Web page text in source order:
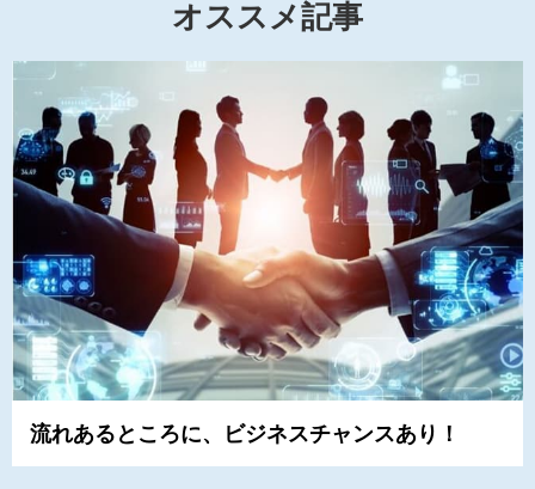
オススメ記事
流れあるところに、ビジネスチャンスあり！